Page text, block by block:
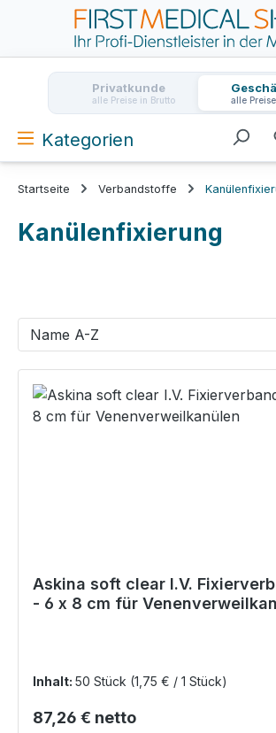
Zum Hauptinhalt springen
Privatkunde
alle Preise in Brutto alle
Kategorien
Startseite Verbandstoffe
Kanülenfixierung
Askina soft clear I.V.
- 6 x 8 cm für
Inhalt: 50 Stück (1,75 € / 1 Stück)
Regulärer Preis:
87,26 € netto